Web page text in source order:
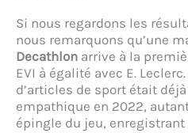
Si nous regardons les
nous remarquons qu’une
Decathlon arrive à la
EVI à égalité avec E.
d’articles de sport était
empathique en 2022,
épingle du jeu,